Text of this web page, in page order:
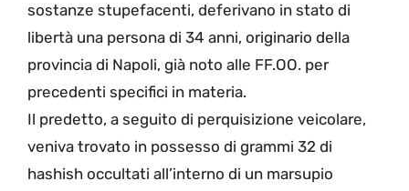
sostanze stupefacenti, deferivano in stato di
libertà una persona di 34 anni, originario della
provincia di Napoli, già noto alle FF.OO. per
precedenti specifici in materia.
Il predetto, a seguito di perquisizione veicolare,
veniva trovato in possesso di grammi 32 di
hashish occultati all’interno di un marsupio